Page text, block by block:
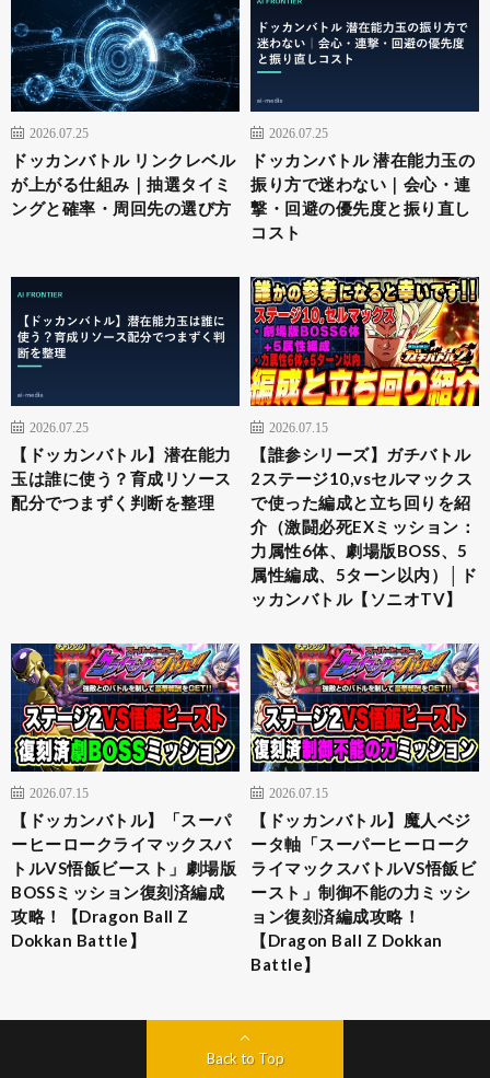
2026.07.25
ドッカンバトル リンクレベル
が上がる仕組み｜抽選タイミ
ングと確率・周回先の選び方
2026.07.25
ドッカンバトル 潜在能力玉の
振り方で迷わない｜会心・連
撃・回避の優先度と振り直し
コスト
2026.07.25
【ドッカンバトル】潜在能力
玉は誰に使う？育成リソース
配分でつまずく判断を整理
2026.07.15
【誰参シリーズ】ガチバトル
2ステージ10,vsセルマックス
で使った編成と立ち回りを紹
介（激闘必死EXミッション：
力属性6体、劇場版BOSS、5
属性編成、5ターン以内）│ド
ッカンバトル【ソニオTV】
2026.07.15
【ドッカンバトル】「スーパ
ーヒーロークライマックスバ
トルVS悟飯ビースト」劇場版
BOSSミッション復刻済編成
攻略！【Dragon Ball Z
Dokkan Battle】
2026.07.15
【ドッカンバトル】魔人ベジ
ータ軸「スーパーヒーローク
ライマックスバトルVS悟飯ビ
ースト」制御不能の力ミッシ
ョン復刻済編成攻略！
【Dragon Ball Z Dokkan
Battle】
Back to Top